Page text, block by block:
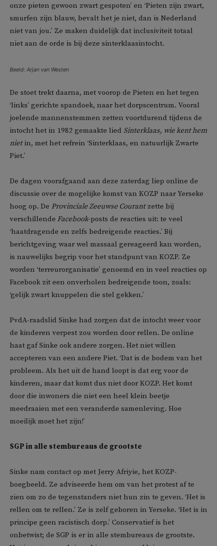
onze pieten gewoon zwart gespoten’ en ‘Pieten zijn zwart,
smurfen zijn blauw, bevalt het je niet, dan is Nederland
niet van jou.’ Ze maken duidelijk dat inclusiviteit totaal
niet aan de orde is bij deze sinterklaasintocht.
Beeld: Arjan van Westen
De stoet trekt daarna, met voorop de Pieten en het tegen
‘links’ gerichte spandoek, naar het dorpscentrum. Vooral
joelende mannenstemmen zetten voortdurend tijdens de
intocht het in 1982 gemaakte lied Sinterklaas, wie kent hem
nietin, met het refrein ‘Sinterklaas, en natuurlijk Zwarte
Piet.’
De dagen voorafgaand aan deze zaterdag liep online de
discussie over de mogelijke komst van KOZP naar Yerseke
hoog op. De Provinciale Zeeuwse Courantzette bij
verschillende Facebook-posts de reacties uit: te veel
‘haatdragende en zelfs bedreigende reacties.’ Bij
berichtgeving waar wel massaal gereageerd kan worden,
is nauwelijks begrip voor het standpunt van KOZP. Ze
worden ‘terreurorganisatie’ genoemd en in veel reacties op
Facebook zit een onverholen bedreigende toon, zoals:
‘gelijk zwart knuppelen die stel gekken.’
PvdA-raadslid Sinke had zorgen dat de intocht weer voor
de kinderen verpest zou worden door rellen. De online
haat gaf Sinke ook andere zorgen. Het niet willen
accepteren van een andere Piet. ‘Dat is de bodem van het
probleem. Als het uit de hand loopt is dat erg voor de
kinderen, maar dat komt dus niet door KOZP. Het komt
door die inwoners die niet een heel klein beetje
meedraaien met een veranderde samenleving. Hoe
moeilijk moet het zijn!’
SGP in alle stembureaus de grootste
Sinke nam contact op met Jerry Afriyie, het KOZP-
boegbeeld. Ze adviseerde hem om van het protest af te
zien om zo de tegenstanders niet hun zin te geven. ‘Het is
rellen om te rellen.’ Ze is zelf geboren in Yerseke. ‘Het is in
principe geen racistisch dorp.’ Conservatief is het
onbetwist; de SGP is er in alle stembureaus de grootste.